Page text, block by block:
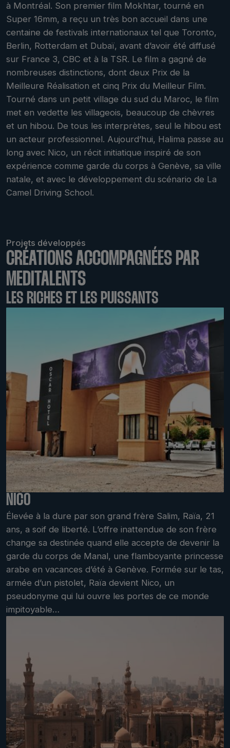
à Montréal. Son premier film Mokhtar, tourné en
Super 16mm, a reçu un très bon accueil dans une
centaine de festivals internationaux tel que Toronto,
Berlin, Rotterdam et Dubaï, avant d’avoir été diffusé
sur France 3, CBC et à la TSR. Le film a gagné de
nombreuses distinctions, dont deux Prix de la
Meilleure Réalisation et cinq Prix du Meilleur Film.
Tourné dans un petit village du sud du Maroc, le film
met en vedette les villageois, beaucoup de chèvres
et un hibou. De tous les interprètes, seul le hibou est
un acteur professionnel. Aujourd’hui, Halima passe au
long avec Nico, un récit initiatique inspiré de son
expérience comme garde du corps à Genève, sa ville
natale, et avec le développement du scénario de La
Camel Driving School.
Projets développés
CRÉATIONS ACCOMPAGNÉES PAR
MEDITALENTS
LABMED 2012
LES RICHES ET LES PUISSANTS
NICO
Élevée à la dure par son grand frère Salim, Raïa, 21
ans, a soif de liberté. L’offre inattendue de son frère
change sa destinée quand elle accepte de devenir la
garde du corps de Manal, une flamboyante princesse
arabe en vacances d’été à Genève. Formée sur le tas,
armée d’un pistolet, Raïa devient Nico, un
pseudonyme qui lui ouvre les portes de ce monde
impitoyable…